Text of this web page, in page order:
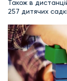
Також в
257 дитячих